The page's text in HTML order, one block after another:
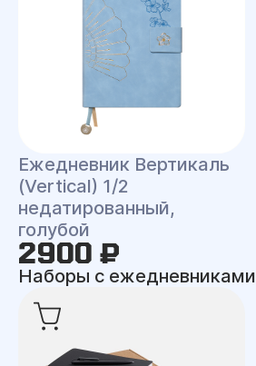
Ежедневник Вертикаль
(Vertical) 1/2
недатированный,
голубой
2900 ₽
Наборы с ежедневниками